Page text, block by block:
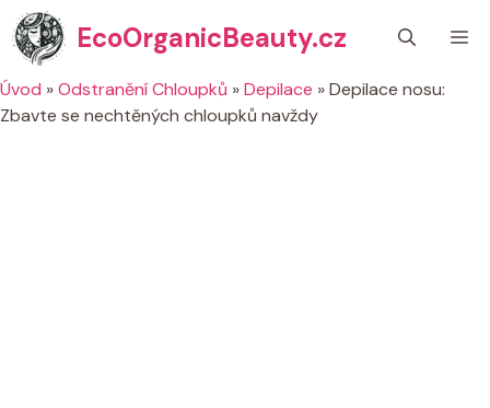
Přeskočit
na
obsah
EcoOrganicBeauty.cz
Úvod »Odstranění Chloupků »Depilace »Depilace nosu:
Zbavte se nechtěných chloupků navždy